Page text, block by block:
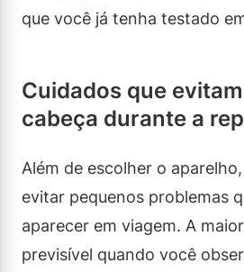
que você já tenha testado
Cuidados que
cabeça durante a
Além de escolher o
evitar pequenos problemas
aparecer em viagem. A
previsível quando você